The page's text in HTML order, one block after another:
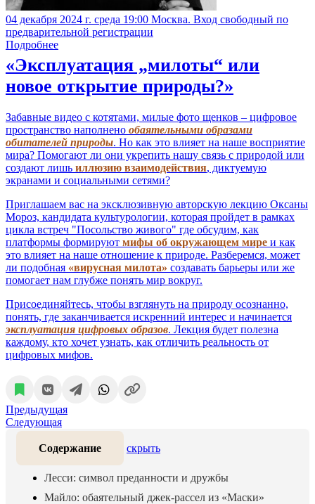
04 декабря 2024 г. среда 19:00 Москва. Вход свободный по
предварительной регистрации
Подробнее
«Эксплуатация „милоты“ или
новое открытие природы?»
Забавные видео с котятами, милые фото щенков – цифровое
пространство наполнено обаятельными образами
обитателей природы. Но как это влияет на наше восприятие
мира? Помогают ли они укрепить нашу связь с природой или
создают лишь иллюзию взаимодействия, диктуемую
экранами и социальными сетями?
Приглашаем вас на эксклюзивную авторскую лекцию Оксаны
Мороз, кандидата культурологии, которая пройдет в рамках
цикла встреч "Посольство живого" где обсудим, как
платформы формируют мифы об окружающем мире и как
это влияет на наше отношение к природе. Разберемся, может
ли подобная «вирусная милота» создавать барьеры или же
помогает нам глубже понять мир вокруг.
Присоединяйтесь, чтобы взглянуть на природу осознанно,
понять, где заканчивается искренний интерес и начинается
эксплуатация цифровых образов. Лекция будет полезна
каждому, кто хочет узнать, как отличить реальность от
цифровых мифов.
Предыдущая
Следующая
Содержание скрыть
Лесси: символ преданности и дружбы
Майло: обаятельный джек-рассел из «Маски»